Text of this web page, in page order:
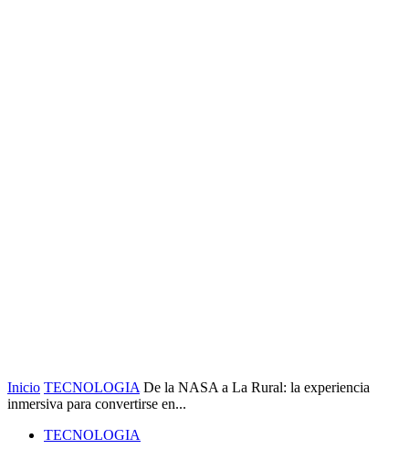
Inicio TECNOLOGIA De la NASA a La Rural: la experiencia
inmersiva para convertirse en...
TECNOLOGIA